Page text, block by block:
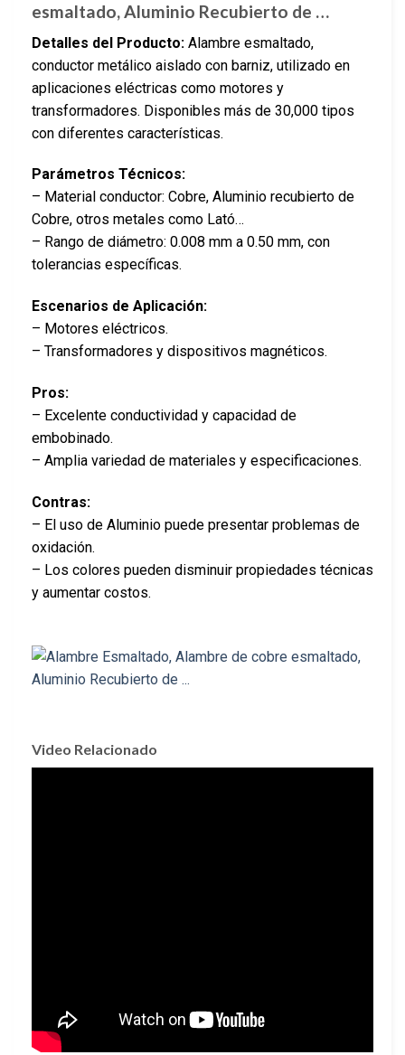
esmaltado, Aluminio Recubierto de …
Detalles del Producto: Alambre esmaltado,
conductor metálico aislado con barniz, utilizado en
aplicaciones eléctricas como motores y
transformadores. Disponibles más de 30,000 tipos
con diferentes características.
Parámetros Técnicos:
– Material conductor: Cobre, Aluminio recubierto de
Cobre, otros metales como Lató…
– Rango de diámetro: 0.008 mm a 0.50 mm, con
tolerancias específicas.
Escenarios de Aplicación:
– Motores eléctricos.
– Transformadores y dispositivos magnéticos.
Pros:
– Excelente conductividad y capacidad de
embobinado.
– Amplia variedad de materiales y especificaciones.
Contras:
– El uso de Aluminio puede presentar problemas de
oxidación.
– Los colores pueden disminuir propiedades técnicas
y aumentar costos.
Video Relacionado